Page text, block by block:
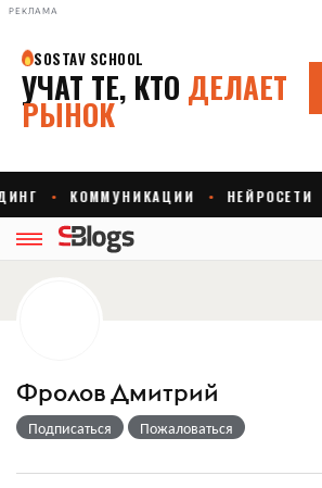
РЕКЛАМА
Фролов Дмитрий
Подписаться Пожаловаться